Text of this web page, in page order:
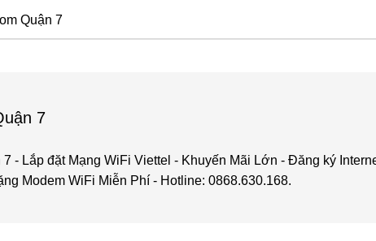
Quận 7
7
- Lắp đặt Mạng WiFi Viettel - Khuyến Mãi Lớn - Đăng ký
Modem WiFi Miễn Phí - Hotline: 0868.630.168.